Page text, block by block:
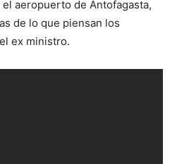
aeropuerto de Antofagasta,
de lo que piensan los
ex ministro.